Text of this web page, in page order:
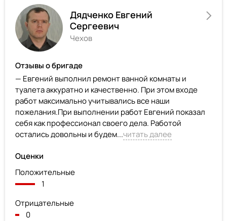
Дядченко Евгений
Сергеевич
Чехов
Отзывы о бригаде
— Евгений выполнил ремонт ванной комнаты и
туалета аккуратно и качественно. При этом входе
работ максимально учитывались все наши
пожелания.При выполнении работ Евгений показал
себя как профессионал своего дела. Работой
остались довольны и будем...читать далее
Оценки
Положительные
1
Отрицательные
0